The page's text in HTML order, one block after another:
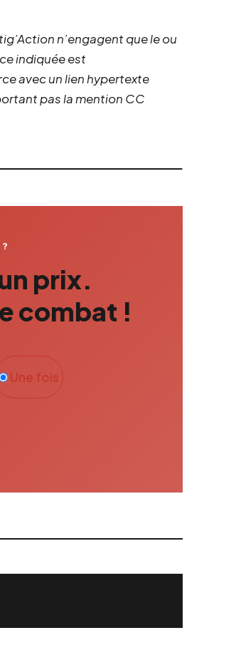
n’engagent que le ou
indiquée est
avec un lien hypertexte
pas la mention CC
prix.
combat !
Une fois